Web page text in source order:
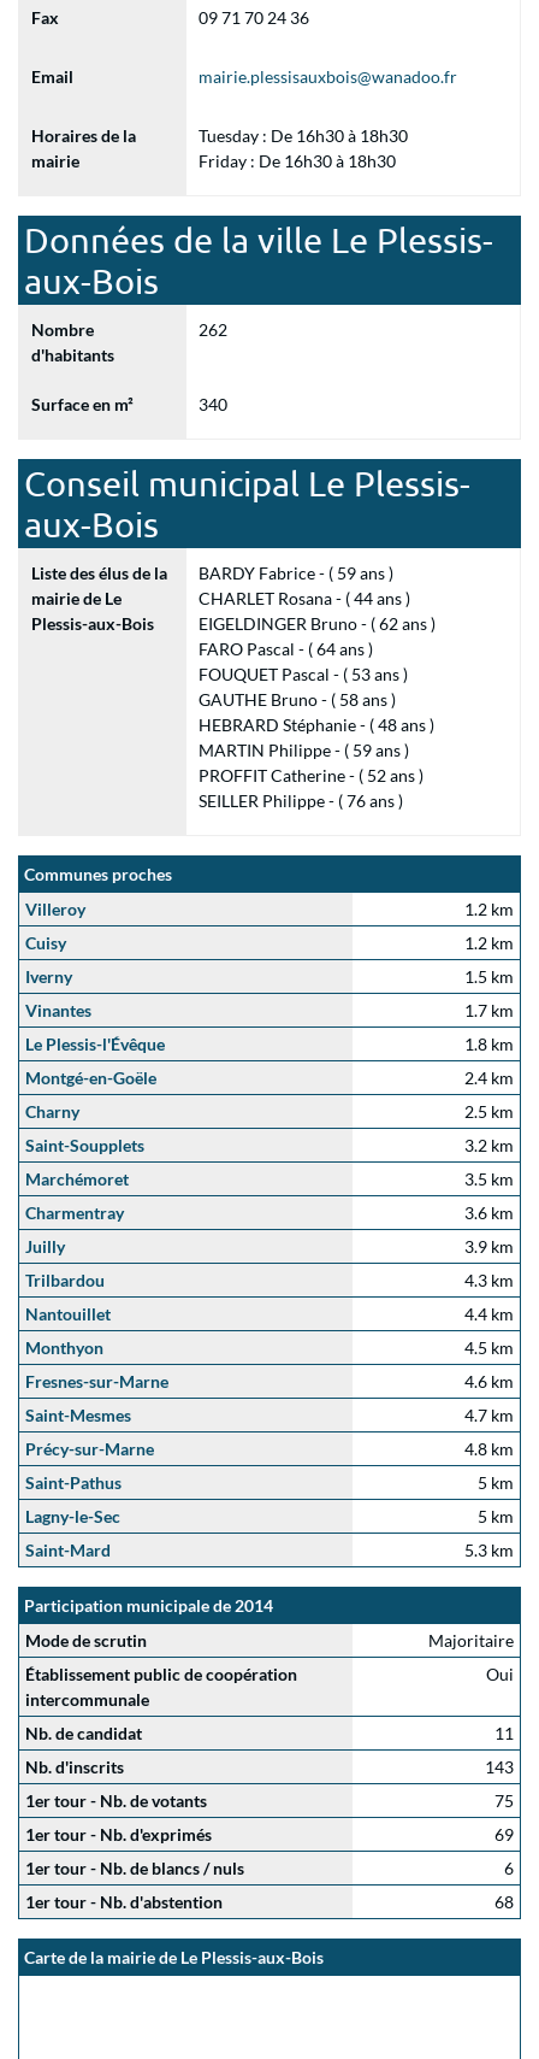
Fax 09 71 70 24 36
Email mairie.plessisauxbois@wanadoo.fr
Horaires de la
mairie
Tuesday : De 16h30 à 18h30
Friday : De 16h30 à 18h30
Données de la ville Le Plessis-
aux-Bois
Nombre
d'habitants
262
Surface en m² 340
Conseil municipal Le Plessis-
aux-Bois
Liste des élus de la
mairie de Le
Plessis-aux-Bois
BARDY Fabrice - ( 59 ans )
CHARLET Rosana - ( 44 ans )
EIGELDINGER Bruno - ( 62 ans )
FARO Pascal - ( 64 ans )
FOUQUET Pascal - ( 53 ans )
GAUTHE Bruno - ( 58 ans )
HEBRARD Stéphanie - ( 48 ans )
MARTIN Philippe - ( 59 ans )
PROFFIT Catherine - ( 52 ans )
SEILLER Philippe - ( 76 ans )
Communes proches
Villeroy
1.2 km
Cuisy
1.2 km
Iverny
1.5 km
Vinantes
1.7 km
Le Plessis-l'Évêque
1.8 km
Montgé-en-Goële
2.4 km
Charny
2.5 km
Saint-Soupplets
3.2 km
Marchémoret
3.5 km
Charmentray
3.6 km
Juilly
3.9 km
Trilbardou
4.3 km
Nantouillet
4.4 km
Monthyon
4.5 km
Fresnes-sur-Marne
4.6 km
Saint-Mesmes
4.7 km
Précy-sur-Marne
4.8 km
Saint-Pathus
5 km
Lagny-le-Sec
5 km
Saint-Mard
5.3 km
Participation municipale de 2014
Mode de scrutin
Majoritaire
Établissement public de coopération
intercommunale
Oui
Nb. de candidat
11
Nb. d'inscrits
143
1er tour - Nb. de votants
75
1er tour - Nb. d'exprimés
69
1er tour - Nb. de blancs / nuls
6
1er tour - Nb. d'abstention
68
Carte de la mairie de Le Plessis-aux-Bois